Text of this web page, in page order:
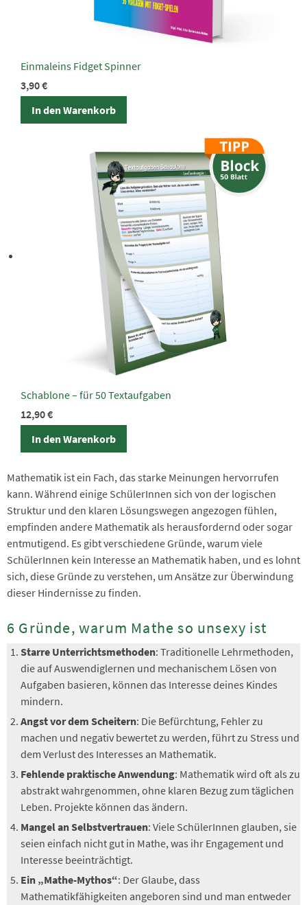
Einmaleins Fidget Spinner
3,90€
In den Warenkorb
Schablone – für 50 Textaufgaben
12,90€
In den Warenkorb
Mathematik ist ein Fach, das starke Meinungen hervorrufen
kann. Während einige SchülerInnen sich von der logischen
Struktur und den klaren Lösungswegen angezogen fühlen,
empfinden andere Mathematik als herausfordernd oder sogar
entmutigend. Es gibt verschiedene Gründe, warum viele
SchülerInnen kein Interesse an Mathematik haben, und es lohnt
sich, diese Gründe zu verstehen, um Ansätze zur Überwindung
dieser Hindernisse zu finden.
6 Gründe, warum Mathe so unsexy ist
Starre Unterrichtsmethoden: Traditionelle Lehrmethoden,
die auf Auswendiglernen und mechanischem Lösen von
Aufgaben basieren, können das Interesse deines Kindes
mindern.
Angst vor dem Scheitern: Die Befürchtung, Fehler zu
machen und negativ bewertet zu werden, führt zu Stress und
dem Verlust des Interesses an Mathematik.
Fehlende praktische Anwendung: Mathematik wird oft als zu
abstrakt wahrgenommen, ohne klaren Bezug zum täglichen
Leben. Projekte können das ändern.
Mangel an Selbstvertrauen: Viele SchülerInnen glauben, sie
seien einfach nicht gut in Mathe, was ihr Engagement und
Interesse beeinträchtigt.
Ein „Mathe-Mythos“: Der Glaube, dass
Mathematikfähigkeiten angeboren sind und man entweder